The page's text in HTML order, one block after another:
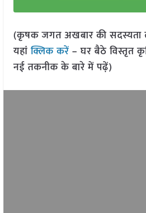
(कृषक जगत अखबार की
यहांक्लिक करें– घर बैठे विस्तृत
नई तकनीक के बारे में पढ़ें)